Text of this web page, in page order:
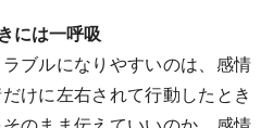
には一呼吸
ブルになりやすいのは、感情
けに左右されて行動したとき